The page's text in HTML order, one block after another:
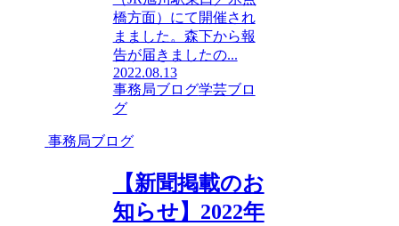
橋方面）にて開催され
まました。森下から報
告が届きましたの...
2022.08.13
事務局ブログ学芸ブロ
グ
事務局ブログ
【新聞掲載のお
知らせ】2022年